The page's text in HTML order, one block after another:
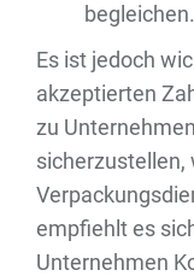
begleichen.
Es ist jedoch
akzeptierten
zu
sicherzustellen,
empfiehlt es
Unternehmen